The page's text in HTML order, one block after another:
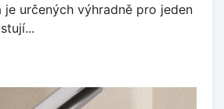
je určených výhradně pro jeden